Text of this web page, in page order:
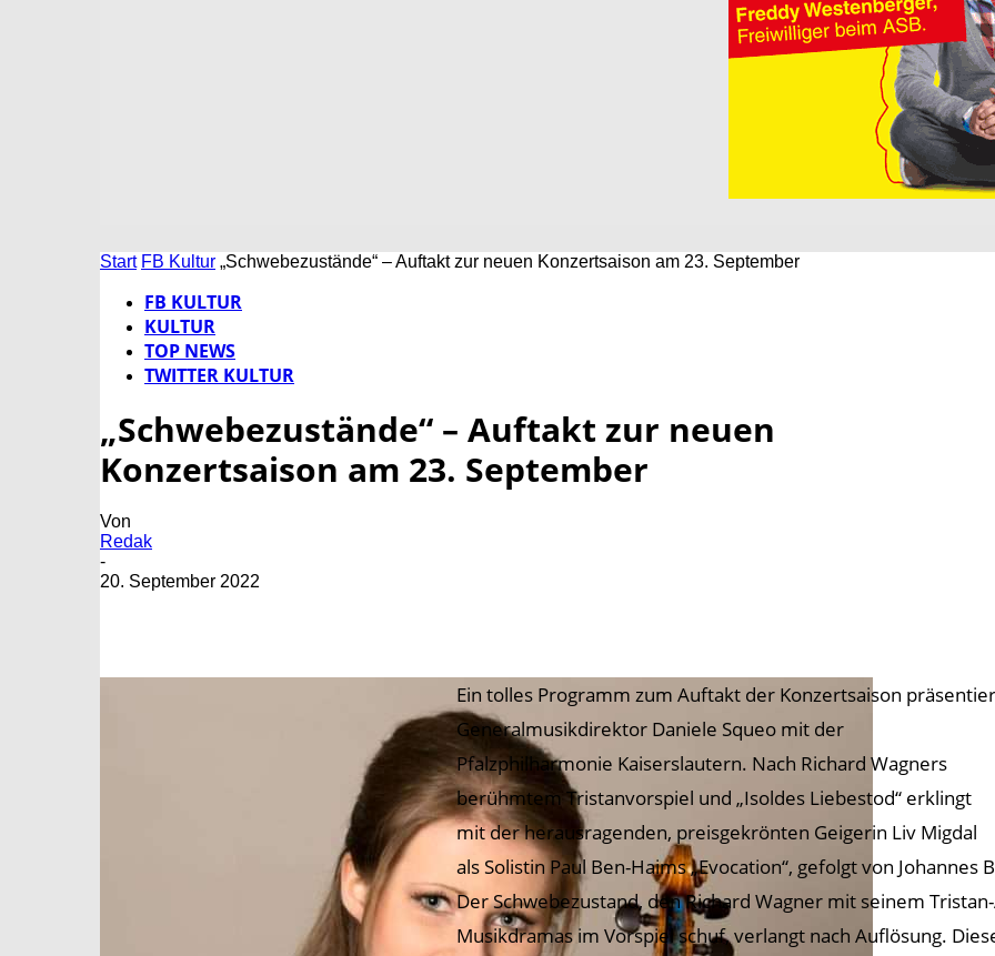
Start FB Kultur „Schwebezustände“ – Auftakt zur neuen Konzertsaison am 23. September
FB KULTUR
KULTUR
TOP NEWS
TWITTER KULTUR
„Schwebezustände“ – Auftakt zur neuen
Konzertsaison am 23. September
Von
Redak
-
20. September 2022
Ein tolles Programm zum Auftakt der Konzertsaison
Generalmusikdirektor Daniele Squeo mit der
Pfalzphilharmonie Kaiserslautern. Nach Richard Wagners
berühmtem Tristanvorspiel und „Isoldes Liebestod“ erklingt
mit der herausragenden, preisgekrönten Geigerin Liv Migdal
als Solistin Paul Ben-Haims „Evocation“, gefolgt von
Der Schwebezustand, den Richard Wagner mit seinem
Musikdramas im Vorspiel schuf, verlangt nach Auflösung.